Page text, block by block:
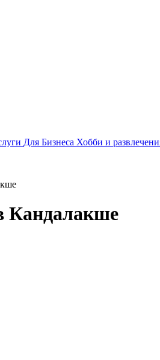
Для Бизнеса Хобби и
Кандалакше